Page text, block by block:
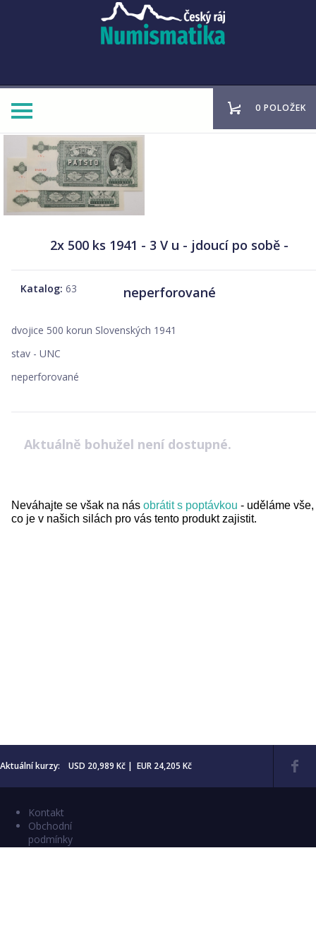
0 POLOŽEK
2x 500 ks 1941 - 3 V u - jdoucí po sobě -
neperforované
Katalog: 63
dvojice 500 korun Slovenských 1941
stav - UNC
neperforované
Aktuálně bohužel není dostupné.
Neváhajte se však na nás obrátit s poptávkou - uděláme vše,
co je v našich silách pro vás tento produkt zajistit.
Aktuální kurzy: USD 20,989 Kč | EUR 24,205 Kč
Kontakt
Obchodní
podmínky